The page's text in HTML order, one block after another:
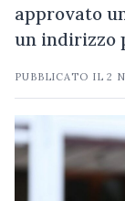
approvato
un indirizzo
PUBBLICATO IL2